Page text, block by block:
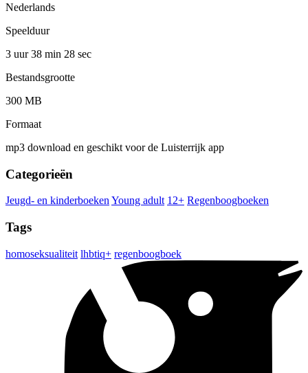
Nederlands
Speelduur
3 uur 38 min 28 sec
Bestandsgrootte
300 MB
Formaat
mp3 download en geschikt voor de Luisterrijk app
Categorieën
Jeugd- en kinderboeken Young adult 12+ Regenboogboeken
Tags
homoseksualiteit lhbtiq+ regenboogboek